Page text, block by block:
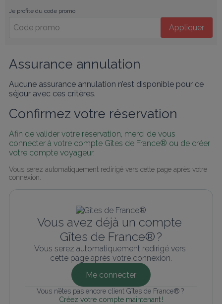
Je profite du code promo
Appliquer
Assurance annulation
Aucune assurance annulation n’est disponible pour ce
séjour avec ces critères.
Confirmez votre réservation
Afin de valider votre réservation, merci de vous
connecter à votre compte Gîtes de France® ou de créer
votre compte voyageur.
Vous serez automatiquement redirigé vers cette page après votre
connexion.
Vous avez déjà un compte
Gîtes de France® ?
Vous serez automatiquement redirigé vers
cette page après votre connexion.
Me connecter
Vous n’êtes pas encore client Gîtes de France® ?
Créez votre compte maintenant !